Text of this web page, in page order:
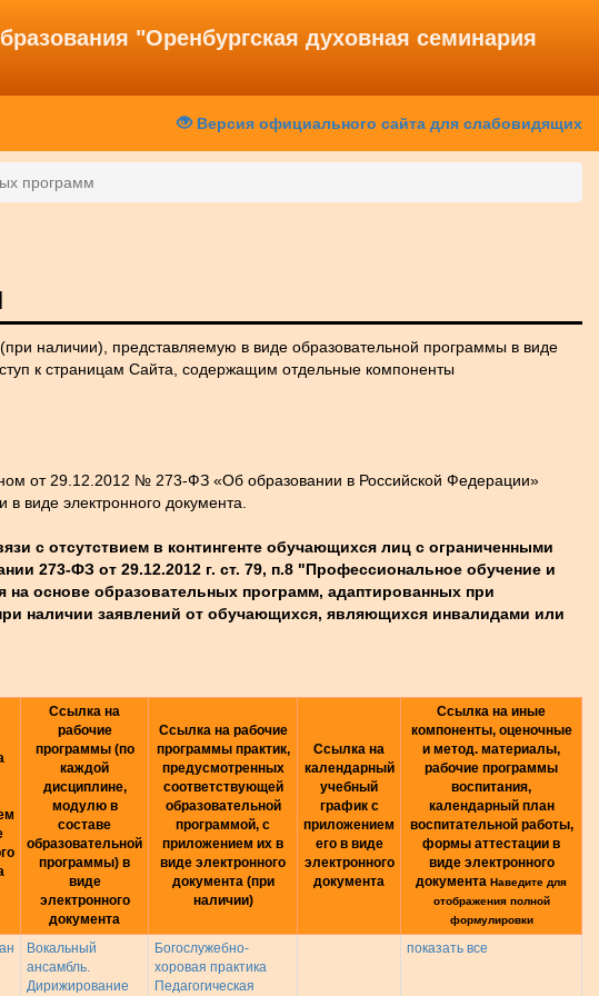
"Оренбургская духовная семинария
Версия официального сайта для слабовидящих
программ
наличии), представляемую в виде образовательной программы в виде
к страницам Сайта, содержащим отдельные компоненты
от 29.12.2012 № 273-ФЗ «Об образовании в Российской Федерации»
виде электронного документа.
с отсутствием в контингенте обучающихся лиц с ограниченными
273-ФЗ от 29.12.2012 г. ст. 79, п.8 "Профессиональное обучение и
основе образовательных программ, адаптированных при
наличии заявлений от обучающихся, являющихся инвалидами или
Ссылка на
рабочие
программы (по
каждой
дисциплине,
модулю в
составе
образовательной
программы) в
виде
электронного
документа
Ссылка на рабочие
программы практик,
предусмотренных
соответствующей
образовательной
программой, с
приложением их в
виде электронного
документа (при
наличии)
Ссылка на
календарный
учебный
график с
приложением
его в виде
электронного
документа
Ссылка на иные
компоненты, оценочные
и метод. материалы,
рабочие программы
воспитания,
календарный план
воспитательной работы,
формы аттестации в
виде электронного
документа Наведите для
отображения полной
формулировки
Вокальный
ансамбль.
Дирижирование
Богослужебно-
хоровая практика
Педагогическая
показать все